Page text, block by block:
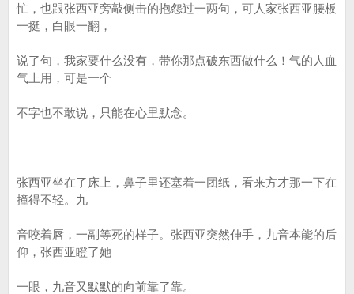
忙，也跟张西亚旁敲侧击的抱怨过一两句，可人家张西亚腰板
一挺，白眼一翻，
说了句，我家要什么没有，带你那点破东西做什么！气的人血
气上用，可是一个
不字也不敢说，只能在心里默念。
张西亚坐在了床上，鼻子里还塞着一团纸，看来方才那一下在
撞得不轻。九
音咬着唇，一副等死的样子。张西亚突然伸手，九音本能的后
仰，张西亚瞪了她
一眼，九音又默默的向前靠了靠。